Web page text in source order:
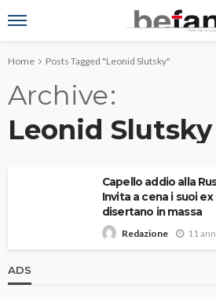
Home Posts Tagged "Leonid Slutsky"
Archive
Leonid Slutsky
Capello addio alla
Invita a cena i suoi
disertano in massa
Redazione 11
ADS